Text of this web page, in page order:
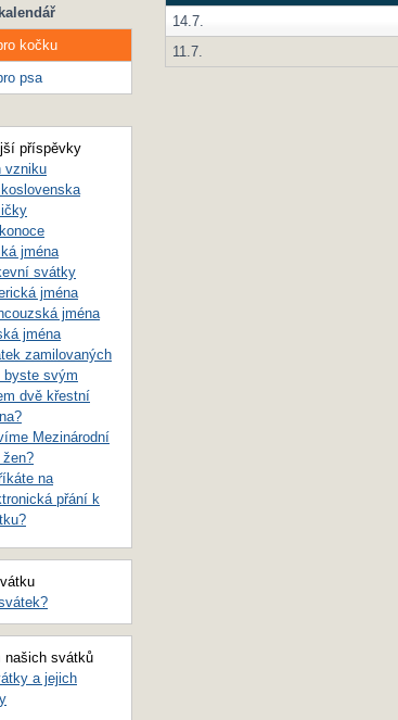
14.7.
11.7.
kočku
psa
příspěvky
vzniku
jména
svátky
jména
jména
jména
zamilovaných
byste svým
dvě křestní
Mezinárodní
žen?
na
přání k
našich svátků
a jejich